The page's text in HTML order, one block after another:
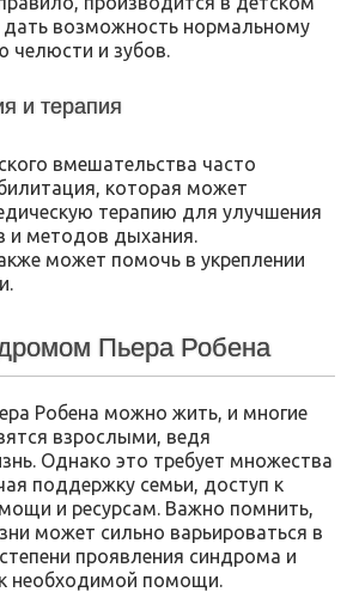
дать возможность нормальному
челюсти и зубов.
и терапия
вмешательства часто
которая может
терапию для улучшения
и методов дыхания.
может помочь в укреплении
Пьера Робена
Робена можно жить, и многие
взрослыми, ведя
Однако это требует множества
поддержку семьи, доступ к
и ресурсам. Важно помнить,
может сильно варьироваться в
проявления синдрома и
необходимой помощи.